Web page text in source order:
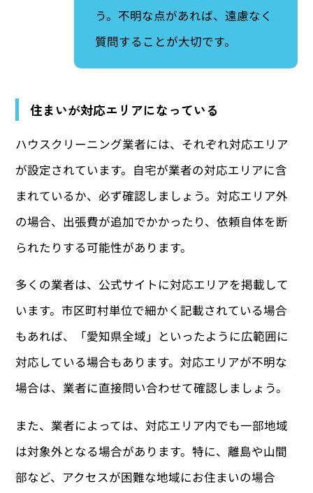
う。不明な点があれば、遠慮なく
質問することが大切です。
住まいが対応エリアになっている
ハウスクリーニング業者には、それぞれ対応エリア
が設定されています。自宅が業者の対応エリアに含
まれているか、必ず確認しましょう。対応エリア外
の場合、出張費が追加でかかったり、依頼自体を断
られたりする可能性があります。
多くの業者は、公式サイトに対応エリアを掲載して
います。市区町村単位で細かく記載されている場合
もあれば、「愛知県全域」といったように広範囲に
対応している場合もあります。対応エリアが不明な
場合は、業者に直接問い合わせて確認しましょう。
また、業者によっては、対応エリア内でも一部地域
は対象外となる場合があります。特に、離島や山間
部など、アクセスが困難な地域にお住まいの場合